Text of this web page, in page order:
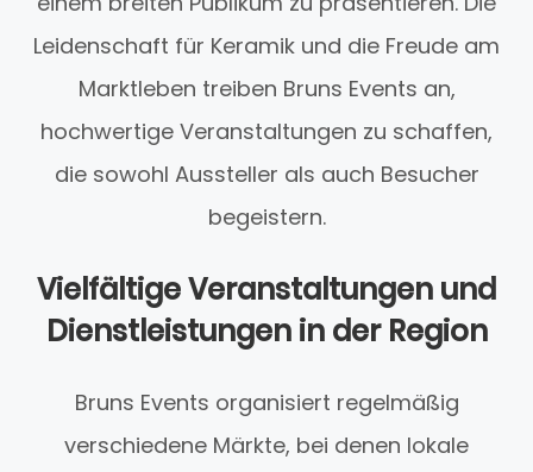
Leidenschaft für Keramik und die Freude am
Marktleben treiben Bruns Events an,
hochwertige Veranstaltungen zu schaffen,
die sowohl Aussteller als auch Besucher
begeistern.
Vielfältige Veranstaltungen und
Dienstleistungen in der Region
Bruns Events organisiert regelmäßig
verschiedene Märkte, bei denen lokale